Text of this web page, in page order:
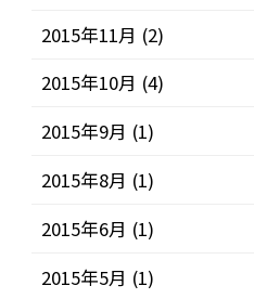
2015年11月 (2)
2015年10月 (4)
2015年9月 (1)
2015年8月 (1)
2015年6月 (1)
2015年5月 (1)